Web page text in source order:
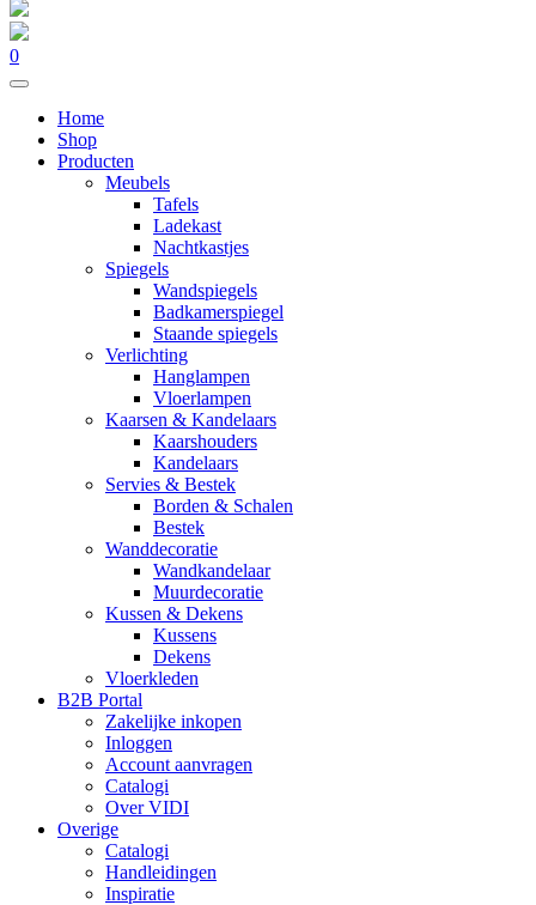
0
Home
Shop
Producten
Meubels
Tafels
Ladekast
Nachtkastjes
Spiegels
Wandspiegels
Badkamerspiegel
Staande spiegels
Verlichting
Hanglampen
Vloerlampen
Kaarsen & Kandelaars
Kaarshouders
Kandelaars
Servies & Bestek
Borden & Schalen
Bestek
Wanddecoratie
Wandkandelaar
Muurdecoratie
Kussen & Dekens
Kussens
Dekens
Vloerkleden
B2B Portal
Zakelijke inkopen
Inloggen
Account aanvragen
Catalogi
Over VIDI
Overige
Catalogi
Handleidingen
Inspiratie